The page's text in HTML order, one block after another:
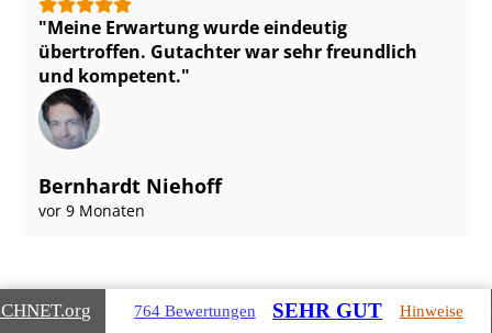
Meine Erwartung wurde eindeutig
übertroffen. Gutachter war sehr freundlich
und kompetent.
Bernhardt Niehoff
vor 9 Monaten
.org 764 Bewertungen SEHR GUT Hinweise